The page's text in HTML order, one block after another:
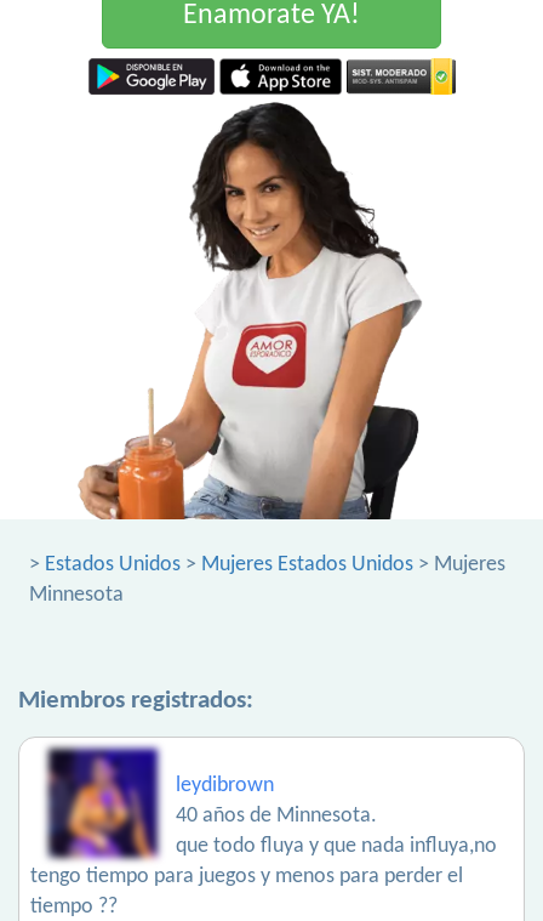
Enamorate YA!
> Estados Unidos > Mujeres Estados Unidos > Mujeres
Minnesota
Miembros registrados:
leydibrown
40 años de Minnesota.
que todo fluya y que nada influya,no
tengo tiempo para juegos y menos para perder el
tiempo ??